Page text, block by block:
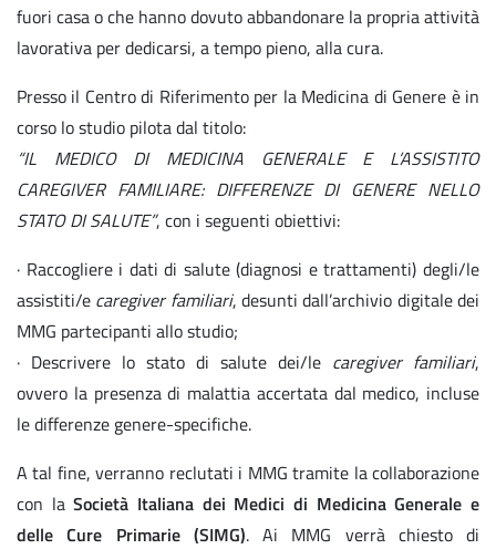
fuori casa o che hanno dovuto abbandonare la propria attività
lavorativa per dedicarsi, a tempo pieno, alla cura.
Presso il Centro di Riferimento per la Medicina di Genere è in
corso lo studio pilota dal titolo:
“IL MEDICO DI MEDICINA GENERALE E L’ASSISTITO
CAREGIVER FAMILIARE: DIFFERENZE DI GENERE NELLO
STATO DI SALUTE”, con i seguenti obiettivi:
· Raccogliere i dati di salute (diagnosi e trattamenti) degli/le
assistiti/e caregiver familiari, desunti dall’archivio digitale dei
MMG partecipanti allo studio;
· Descrivere lo stato di salute dei/le caregiver familiari,
ovvero la presenza di malattia accertata dal medico, incluse
le differenze genere-specifiche.
A tal fine, verranno reclutati i MMG tramite la collaborazione
con laSocietà Italiana dei Medici di Medicina Generale e
delle Cure Primarie (SIMG). Ai MMG verrà chiesto di